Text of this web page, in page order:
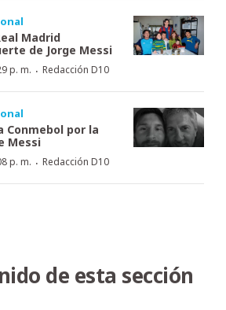
Madrid
de Jorge Messi
p. m. · Redacción D10
Conmebol por la
Messi
p. m. · Redacción D10
de esta sección